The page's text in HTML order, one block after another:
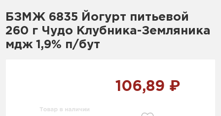
БЗМЖ 6835 Йогурт питьевой
260 г Чудо Клубника-Земляника
мдж 1,9% п/бут
106,89 ₽